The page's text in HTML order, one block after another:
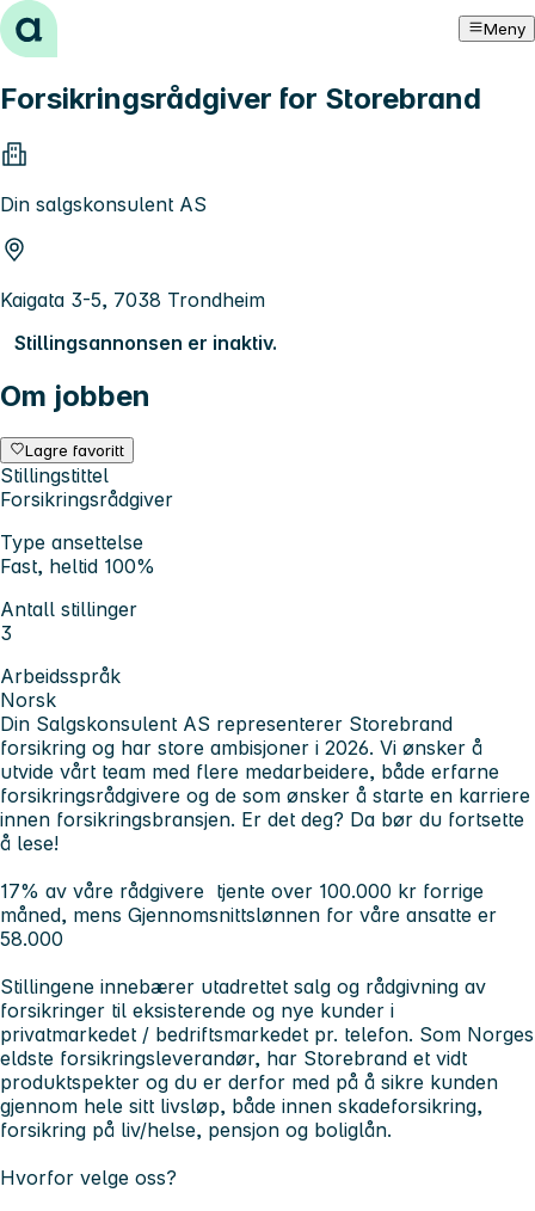
Hopp til innhold Meny
Forsikringsrådgiver for Storebrand
Din salgskonsulent AS
Kaigata 3-5, 7038 Trondheim
Stillingsannonsen er inaktiv.
Om jobben
Lagre favoritt
Stillingstittel
Forsikringsrådgiver
Type ansettelse
Fast, heltid 100%
Antall stillinger
3
Arbeidsspråk
Norsk
Din Salgskonsulent AS representerer Storebrand
forsikring og har store ambisjoner i 2026. Vi ønsker å
utvide vårt team med flere medarbeidere, både erfarne
forsikringsrådgivere og de som ønsker å starte en karriere
innen forsikringsbransjen. Er det deg? Da bør du fortsette
å lese!
17% av våre rådgivere tjente over 100.000 kr forrige
måned, mens Gjennomsnittslønnen for våre ansatte er
58.000
Stillingene innebærer utadrettet salg og rådgivning av
forsikringer til eksisterende og nye kunder i
privatmarkedet / bedriftsmarkedet pr. telefon. Som Norges
eldste forsikringsleverandør, har Storebrand et vidt
produktspekter og du er derfor med på å sikre kunden
gjennom hele sitt livsløp, både innen skadeforsikring,
forsikring på liv/helse, pensjon og boliglån.
Hvorfor velge oss?